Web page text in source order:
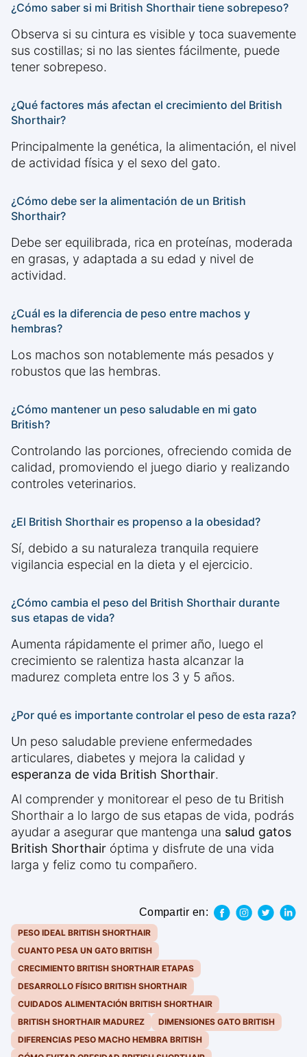
¿Cómo saber si mi British Shorthair tiene sobrepeso?
Observa si su cintura es visible y toca suavemente
sus costillas; si no las sientes fácilmente, puede
tener sobrepeso.
¿Qué factores más afectan el crecimiento del British
Shorthair?
Principalmente la genética, la alimentación, el nivel
de actividad física y el sexo del gato.
¿Cómo debe ser la alimentación de un British
Shorthair?
Debe ser equilibrada, rica en proteínas, moderada
en grasas, y adaptada a su edad y nivel de
actividad.
¿Cuál es la diferencia de peso entre machos y
hembras?
Los machos son notablemente más pesados y
robustos que las hembras.
¿Cómo mantener un peso saludable en mi gato
British?
Controlando las porciones, ofreciendo comida de
calidad, promoviendo el juego diario y realizando
controles veterinarios.
¿El British Shorthair es propenso a la obesidad?
Sí, debido a su naturaleza tranquila requiere
vigilancia especial en la dieta y el ejercicio.
¿Cómo cambia el peso del British Shorthair durante
sus etapas de vida?
Aumenta rápidamente el primer año, luego el
crecimiento se ralentiza hasta alcanzar la
madurez completa entre los 3 y 5 años.
¿Por qué es importante controlar el peso de esta raza?
Un peso saludable previene enfermedades
articulares, diabetes y mejora la calidad y
esperanza de vida British Shorthair.
Al comprender y monitorear el peso de tu British
Shorthair a lo largo de sus etapas de vida, podrás
ayudar a asegurar que mantenga una salud gatos
British Shorthair óptima y disfrute de una vida
larga y feliz como tu compañero.
Compartir en:
PESO IDEAL BRITISH SHORTHAIR
CUANTO PESA UN GATO BRITISH
CRECIMIENTO BRITISH SHORTHAIR ETAPAS
DESARROLLO FÍSICO BRITISH SHORTHAIR
CUIDADOS ALIMENTACIÓN BRITISH SHORTHAIR
BRITISH SHORTHAIR MADUREZ
DIMENSIONES GATO BRITISH
DIFERENCIAS PESO MACHO HEMBRA BRITISH